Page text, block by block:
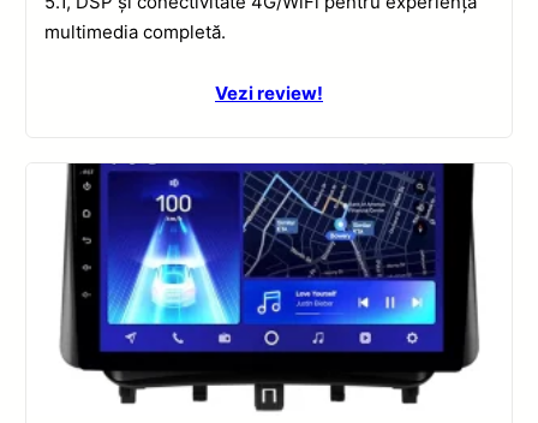
multimedia completă.
Vezi review!